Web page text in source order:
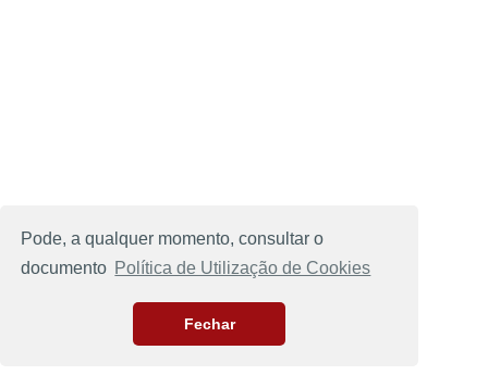
Pode, a qualquer momento, consultar o
documento Política de Utilização de Cookies
Fechar